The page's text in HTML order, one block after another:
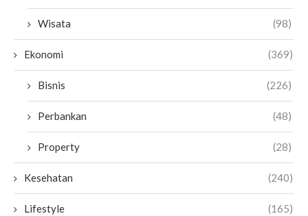
Wisata (98)
Ekonomi (369)
Bisnis (226)
Perbankan (48)
Property (28)
Kesehatan (240)
Lifestyle (165)